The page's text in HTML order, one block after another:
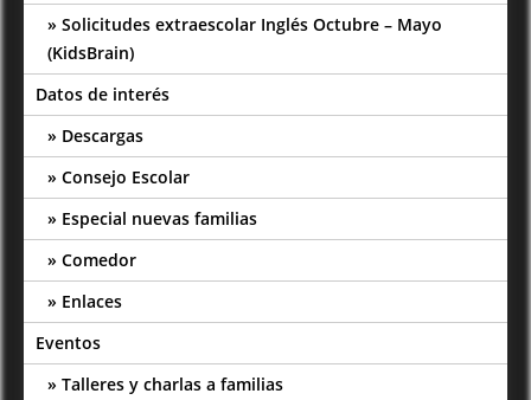
Solicitudes extraescolar Inglés Octubre – Mayo
(KidsBrain)
Datos de interés
Descargas
Consejo Escolar
Especial nuevas familias
Comedor
Enlaces
Eventos
Talleres y charlas a familias